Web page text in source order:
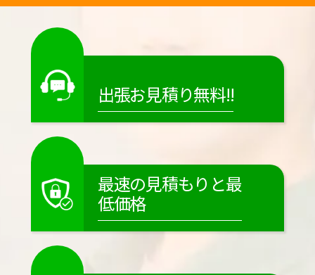
出張お見積り無料!!
最速の見積もりと最
低価格